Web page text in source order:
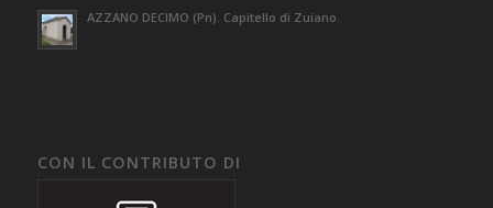
AZZANO DECIMO (Pn). Capitello di Zuiano.
CON IL CONTRIBUTO DI